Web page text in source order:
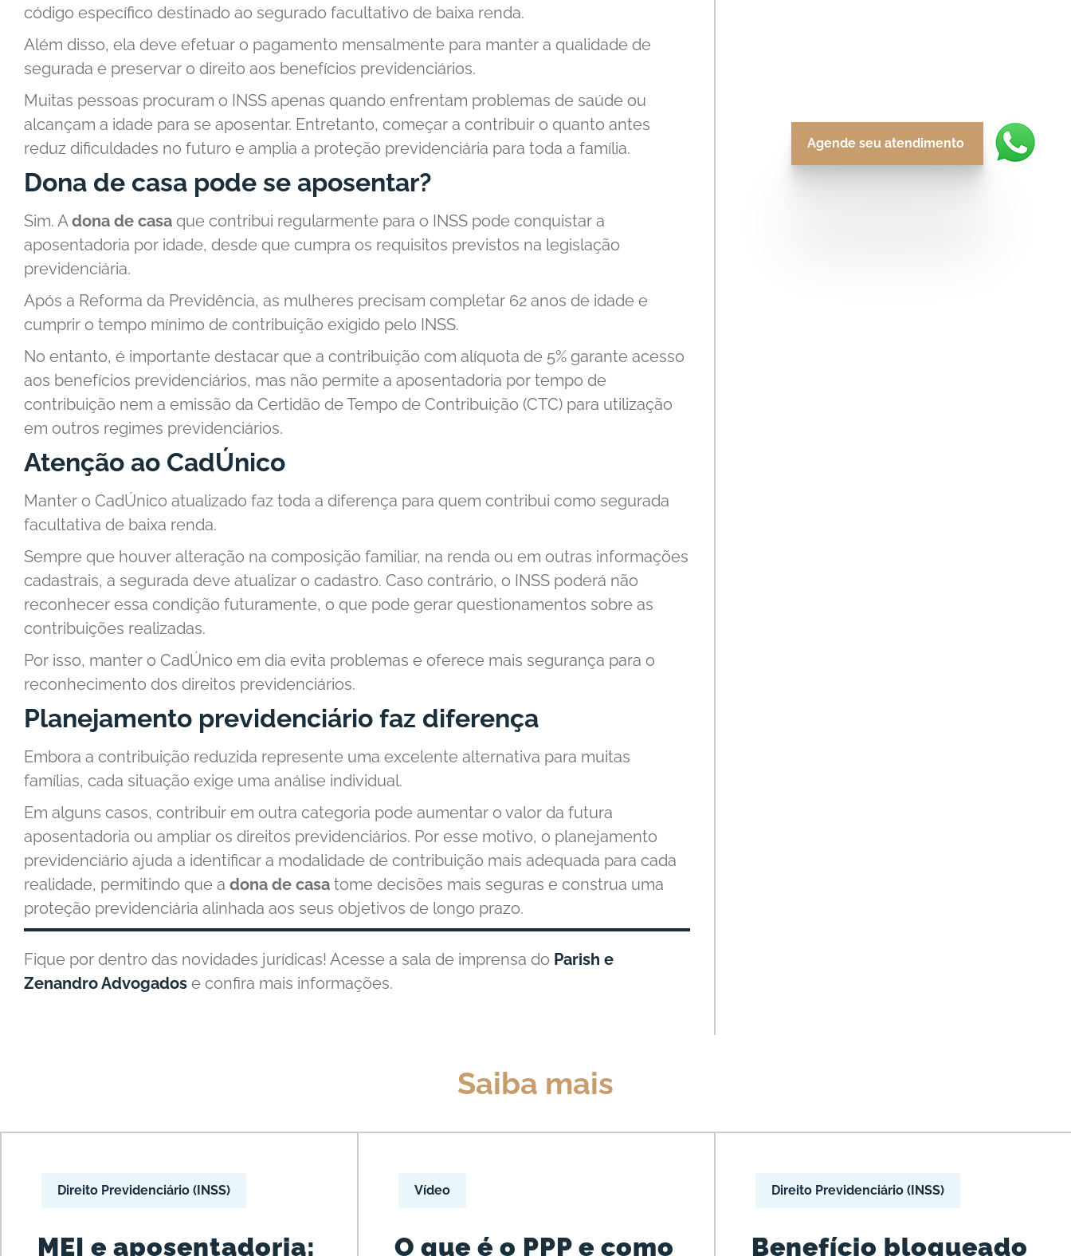
Agende seu atendimento
código específico destinado ao segurado facultativo de baixa renda.
Além disso, ela deve efetuar o pagamento mensalmente para manter a qualidade de
segurada e preservar o direito aos benefícios previdenciários.
Muitas pessoas procuram o INSS apenas quando enfrentam problemas de saúde ou
alcançam a idade para se aposentar. Entretanto, começar a contribuir o quanto antes
reduz dificuldades no futuro e amplia a proteção previdenciária para toda a família.
Dona de casa pode se aposentar?
Sim. Adona de casa que contribui regularmente para o INSS pode conquistar a
aposentadoria por idade, desde que cumpra os requisitos previstos na legislação
previdenciária.
Após a Reforma da Previdência, as mulheres precisam completar 62 anos de idade e
cumprir o tempo mínimo de contribuição exigido pelo INSS.
No entanto, é importante destacar que a contribuição com alíquota de 5% garante acesso
aos benefícios previdenciários, mas não permite a aposentadoria por tempo de
contribuição nem a emissão da Certidão de Tempo de Contribuição (CTC) para utilização
em outros regimes previdenciários.
Atenção ao CadÚnico
Manter o CadÚnico atualizado faz toda a diferença para quem contribui como segurada
facultativa de baixa renda.
Sempre que houver alteração na composição familiar, na renda ou em outras informações
cadastrais, a segurada deve atualizar o cadastro. Caso contrário, o INSS poderá não
reconhecer essa condição futuramente, o que pode gerar questionamentos sobre as
contribuições realizadas.
Por isso, manter o CadÚnico em dia evita problemas e oferece mais segurança para o
reconhecimento dos direitos previdenciários.
Planejamento previdenciário faz diferença
Embora a contribuição reduzida represente uma excelente alternativa para muitas
famílias, cada situação exige uma análise individual.
Em alguns casos, contribuir em outra categoria pode aumentar o valor da futura
aposentadoria ou ampliar os direitos previdenciários. Por esse motivo, o planejamento
previdenciário ajuda a identificar a modalidade de contribuição mais adequada para cada
realidade, permitindo que a dona de casa tome decisões mais seguras e construa uma
proteção previdenciária alinhada aos seus objetivos de longo prazo.
Fique por dentro das novidades jurídicas! Acesse a sala de imprensa do Parish e
Zenandro Advogados e confira mais informações.
Saiba mais
Direito Previdenciário (INSS)
MEI e aposentadoria:
Vídeo
O que é o PPP e como
Direito Previdenciário (INSS)
Benefício bloqueado